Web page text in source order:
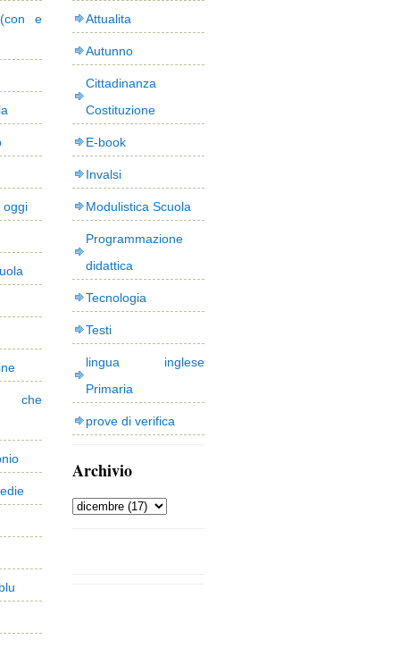
e
oggi
che
Attualita
Autunno
Cittadinanza
Costituzione
E-book
Invalsi
Modulistica Scuola
Programmazione
didattica
Tecnologia
Testi
lingua inglese
Primaria
prove di verifica
Archivio